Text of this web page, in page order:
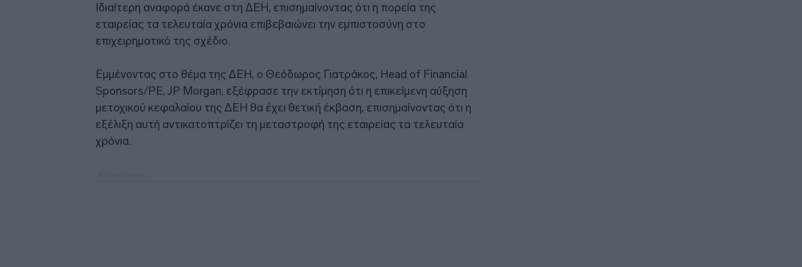
Ιδιαίτερη αναφορά έκανε στη ΔΕΗ, επισημαίνοντας ότι η πορεία της
εταιρείας τα τελευταία χρόνια επιβεβαιώνει την εμπιστοσύνη στο
επιχειρηματικό της σχέδιο.
Εμμένοντας στο θέμα της ΔΕΗ, ο Θεόδωρος Γιατράκος, Head of Financial
Sponsors/PE, JP Morgan, εξέφρασε την εκτίμηση ότι η επικείμενη αύξηση
μετοχικού κεφαλαίου της ΔΕΗ θα έχει θετική έκβαση, επισημαίνοντας ότι η
εξέλιξη αυτή αντικατοπτρίζει τη μεταστροφή της εταιρείας τα τελευταία
χρόνια.